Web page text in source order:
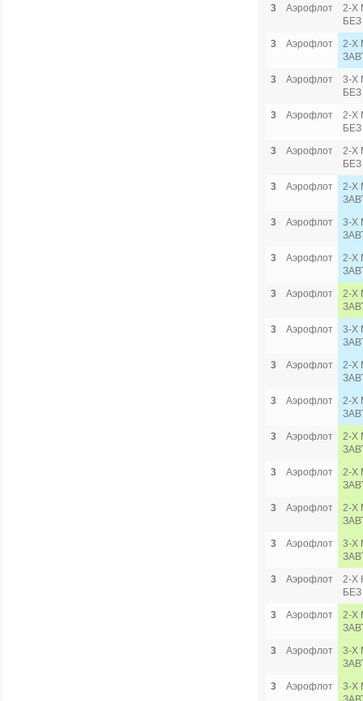
3
Аэрофлот
2-Х
3
Аэрофлот
2-Х
3
Аэрофлот
3-Х
3
Аэрофлот
2-Х
3
Аэрофлот
2-Х
3
Аэрофлот
2-Х
3
Аэрофлот
3-Х
3
Аэрофлот
2-Х
3
Аэрофлот
2-Х
3
Аэрофлот
3-Х
3
Аэрофлот
2-Х
3
Аэрофлот
2-Х
3
Аэрофлот
2-Х
3
Аэрофлот
2-Х
3
Аэрофлот
2-Х
3
Аэрофлот
3-Х
3
Аэрофлот
2-Х
3
Аэрофлот
2-Х
3
Аэрофлот
3-Х
3
Аэрофлот
3-Х